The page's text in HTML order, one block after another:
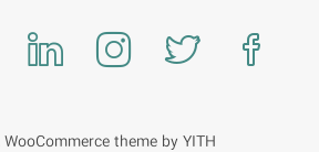
theme by YITH